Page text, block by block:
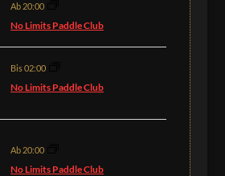
Ab 20:00
No Limits Paddle Club
Bis 02:00
No Limits Paddle Club
Ab 20:00
No Limits Paddle Club